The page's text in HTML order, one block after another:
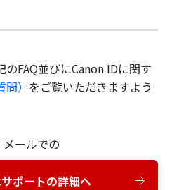
FAQ並びにCanon IDに関す
） をご覧いただきますよう
メールでの
ポートの詳細へ